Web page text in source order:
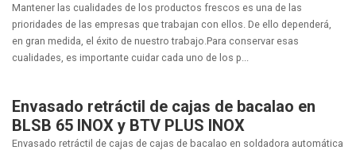
Mantener las cualidades de los productos frescos es una de las
prioridades de las empresas que trabajan con ellos. De ello dependerá,
en gran medida, el éxito de nuestro trabajo.Para conservar esas
cualidades, es importante cuidar cada uno de los p...
Envasado retráctil de cajas de bacalao en
BLSB 65 INOX y BTV PLUS INOX
Envasado retráctil de cajas de cajas de bacalao en soldadora automática